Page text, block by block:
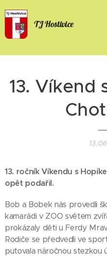
TJ Hostivice
13. Víkend
13. ročník Víkendu s
opět podařil.
Bob a Bobek nás provedli
kamarádi v ZOO světem
prokázaly děti u Ferdy
Rodiče se předvedli ve
putovala náročnou stezkou